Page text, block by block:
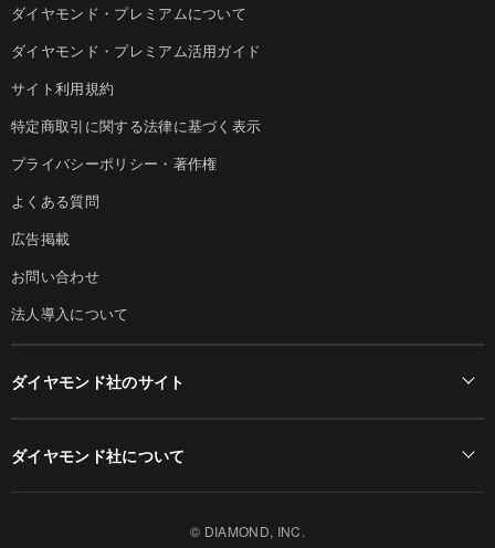
ダイヤモンド・プレミアムについて
ダイヤモンド・プレミアム活用ガイド
サイト利用規約
特定商取引に関する法律に基づく表示
プライバシーポリシー・著作権
よくある質問
広告掲載
お問い合わせ
法人導入について
ダイヤモンド社のサイト
ダイヤモンド社について
© DIAMOND, INC.